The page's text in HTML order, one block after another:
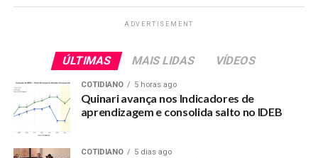
ADVERTISEMENT
ÚLTIMAS MAIS LIDAS VÍDEOS
COTIDIANO 5 horas ago
Quinari avança nos Indicadores de
aprendizagem e consolida salto no IDEB
COTIDIANO 5 dias ago